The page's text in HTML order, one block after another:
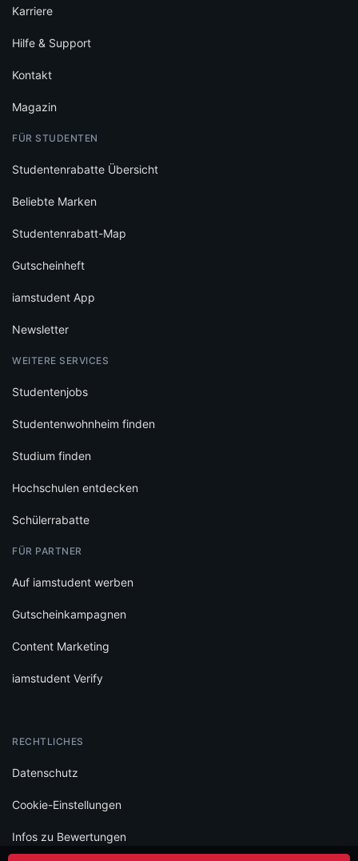
Karriere
Hilfe & Support
Kontakt
Magazin
FÜR STUDENTEN
Studentenrabatte Übersicht
Beliebte Marken
Studentenrabatt-Map
Gutscheinheft
iamstudent App
Newsletter
WEITERE SERVICES
Studentenjobs
Studentenwohnheim finden
Studium finden
Hochschulen entdecken
Schülerrabatte
FÜR PARTNER
Auf iamstudent werben
Gutscheinkampagnen
Content Marketing
iamstudent Verify
RECHTLICHES
Datenschutz
Cookie-Einstellungen
Infos zu Bewertungen